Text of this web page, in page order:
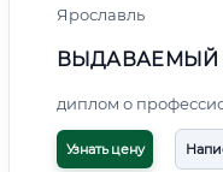
Ярославль
ВЫДАВАЕМЫЙ
диплом о
Узнать цену